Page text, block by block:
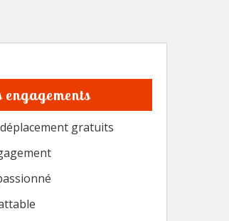
engagements
gratuits